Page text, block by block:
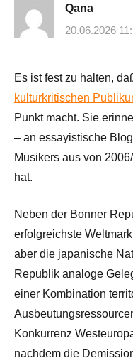
Qana
20.06.2026
Es ist fest zu halten,
kulturkritischen
Punkt macht. Sie
– an essayistische
Musikers aus von
hat.
Neben der Bonner
erfolgreichste
aber die japanische
Republik analoge
einer Kombination
Konkurrenz
nachdem die